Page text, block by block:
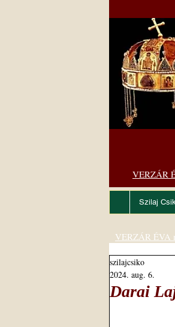
VERZÁR
Szilaj
Darai
szilajcsiko
2024. aug. 6.
VERZÁR ÉVA